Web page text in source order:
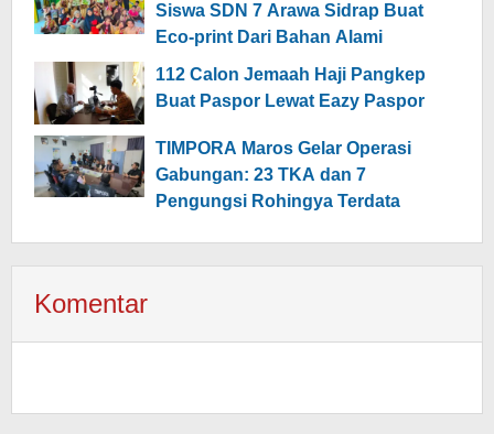
Siswa SDN 7 Arawa Sidrap Buat
Eco-print Dari Bahan Alami
112 Calon Jemaah Haji Pangkep
Buat Paspor Lewat Eazy Paspor
TIMPORA Maros Gelar Operasi
Gabungan: 23 TKA dan 7
Pengungsi Rohingya Terdata
Komentar